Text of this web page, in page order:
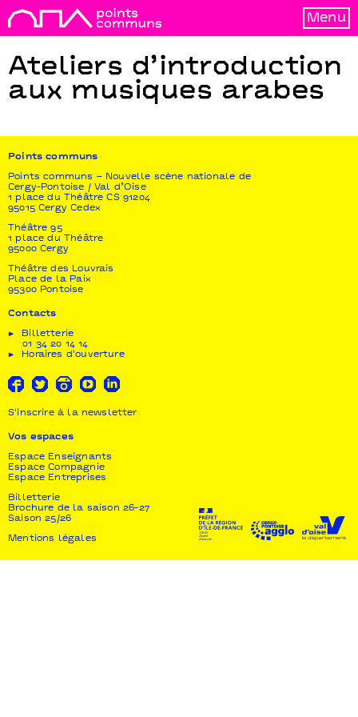
Menu
Ateliers d’introduction
aux musiques arabes
Points communs
Points communs – Nouvelle scène nationale de
Cergy-Pontoise / Val d’Oise
1 place du Théâtre CS 91204
95015 Cergy Cedex
Théâtre 95
1 place du Théâtre
95000 Cergy
Théâtre des Louvrais
Place de la Paix
95300 Pontoise
Contacts
Billetterie
01 34 20 14 14
Horaires d'ouverture
S'inscrire à la newsletter
Vos espaces
Espace Enseignants
Espace Compagnie
Espace Entreprises
Billetterie
Brochure de la saison 26-27
Saison 25/26
Mentions légales